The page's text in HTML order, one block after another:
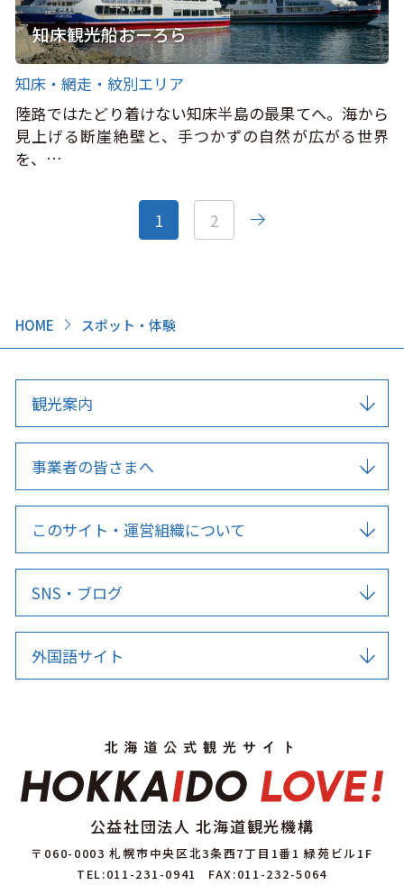
HOME スポット・体験
知床観光船おーろら
知床・網走・紋別エリア
陸路ではたどり着けない知床半島の最果てへ。海から
見上げる断崖絶壁と、手つかずの自然が広がる世界
を、…
1 2
観光案内
事業者の皆さまへ
このサイト・運営組織について
SNS・ブログ
外国語サイト
公益社団法人 北海道観光機構
〒060-0003 札幌市中央区北3条西7丁目1番1 緑苑ビル1F
TEL:011-231-0941
FAX:011-232-5064